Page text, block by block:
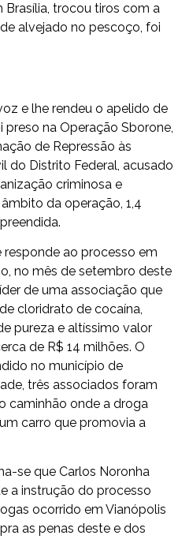
Brasília, trocou tiros com a
alvejado no pescoço, foi
e lhe rendeu o apelido de
preso na Operação Sborone,
de Repressão às
do Distrito Federal, acusado
criminosa e
da operação, 1,4
ao processo em
no mês de setembro deste
de uma associação que
cloridrato de cocaína,
pureza e altíssimo valor
de R$ 14 milhões. O
no município de
três associados foram
caminhão onde a droga
carro que promovia a
se que Carlos Noronha
a instrução do processo
ocorrido em Vianópolis
as penas deste e dos